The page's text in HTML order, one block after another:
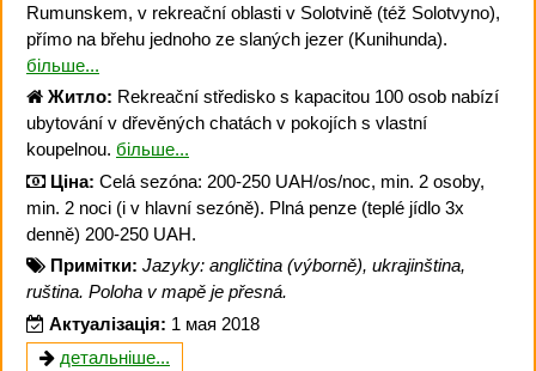
Rumunskem, v rekreační oblasti v Solotvině (též Solotvyno),
přímo na břehu jednoho ze slaných jezer (Kunihunda).
більше...
Житло: Rekreační středisko s kapacitou 100 osob nabízí
ubytování v dřevěných chatách v pokojích s vlastní
koupelnou. більше...
Ціна: Celá sezóna: 200-250 UAH/os/noc, min. 2 osoby,
min. 2 noci (i v hlavní sezóně). Plná penze (teplé jídlo 3x
denně) 200-250 UAH.
Примітки: Jazyky: angličtina (výborně), ukrajinština,
ruština. Poloha v mapě je přesná.
Актуалізація: 1 мая 2018
детальніше...